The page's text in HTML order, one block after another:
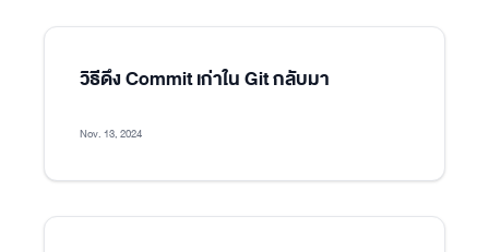
วิธีดึง Commit เก่าใน Git กลับมา
Nov. 13, 2024